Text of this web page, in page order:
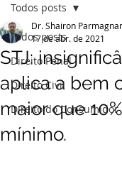
Todos posts
Direito Penal
Direito Civil
Direito do Consumidor
Todos posts
STJ:
aplica a bem
maior que
mínimo.
Dr. Shairon
17 de abr. de 2021